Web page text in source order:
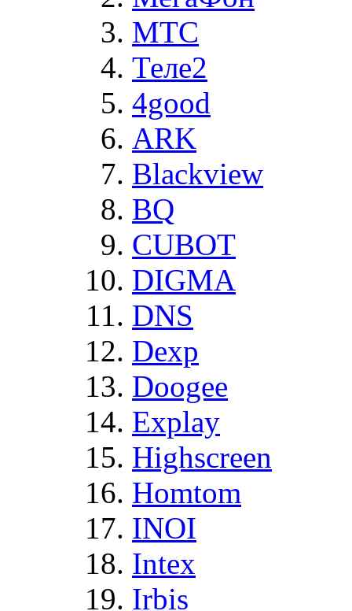
MTC
Теле2
4good
ARK
Blackview
BQ
CUBOT
DIGMA
DNS
Dexp
Doogee
Explay
Highscreen
Homtom
INOI
Intex
Irbis